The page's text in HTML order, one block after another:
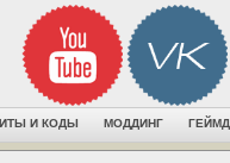
И КОДЫ МОДДИНГ